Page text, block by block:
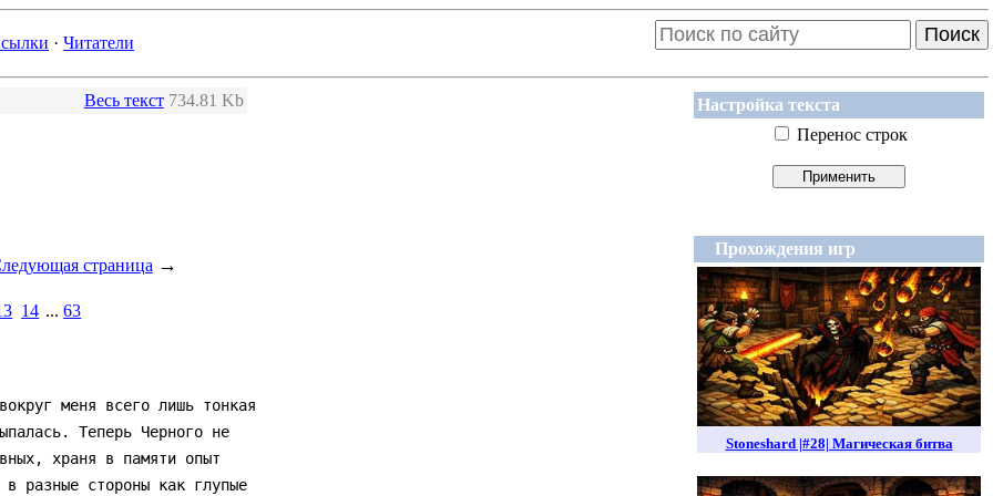
· Читатели Поиск
Настройка текста
Перенос строк
Прохождения игр
Stoneshard |#28| Магическая битва
Весь текст 734.81 Kb
страница →
14 ...63